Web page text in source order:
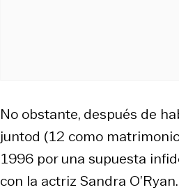
No obstante, después de
juntod (12 como
1996 por una supuesta
con la actriz Sandra O’Ryan.